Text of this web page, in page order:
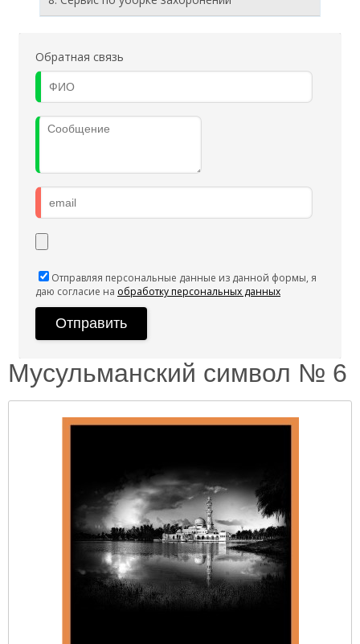
Обратная связь
Отправляя персональные данные из данной формы, я
даю согласие на обработку персональных данных
Мусульманский символ № 6